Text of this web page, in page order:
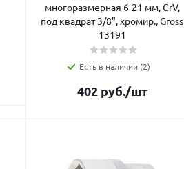
многоразмерная 6-21 мм, CrV,
под квадрат 3/8", хромир., Gross
13191
Есть в наличии (2)
402руб./шт